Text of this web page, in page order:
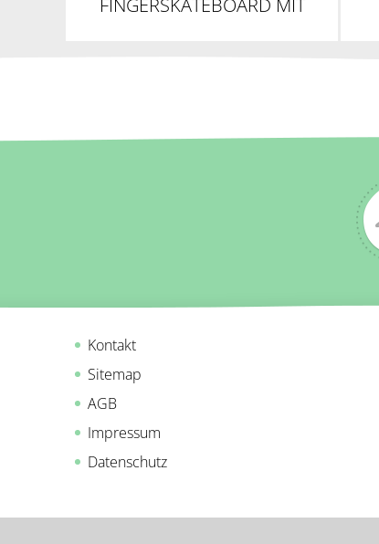
FINGERSKATEBOARD MIT
Kontakt
Sitemap
AGB
Impressum
Datenschutz